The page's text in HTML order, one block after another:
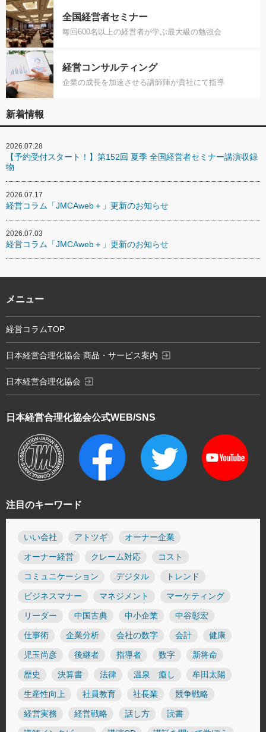
全国経営者セミナー
毎回600名以上の経営者が学ぶ最大級の勉強会
経営コンサルティング
企業の成長を加速させる講師陣が貴社にて指導
新着情報
2026.07.28
【予約受付スタート！】第152回 夏季 全国経営者セミナー講演収録
物
2026.07.17
経営コラム「JMCAweb＋」更新のお知らせ
2026.07.03
経営コラム「JMCAweb＋」更新のお知らせ
注目のキーワード
いい会社 アトツギ オーナー企業
オーナー経営 クレーム対応 コスト
コミュニケーション デジタル トレンド
ビジネスマナー マネジメント マーケティング
リーダー 中国古典 中小企業 中谷彰宏
仕事術 企業分析 会社の数字 会計 健康
児玉尚彦 後継者 指導者 数字 新将命
歴史 決算書 法律 温泉 癒し 牟田太陽
生産性向上 社員教育 社長業 競争戦略
経営実務 経営戦略 話し方 読書
日本経営合理化協会公式WEB/SNS
メニュー
経営コラムTOP
日本経営合理化協会 商品・サービス案内 exit_to_app
日本経営合理化協会 exit_to_app